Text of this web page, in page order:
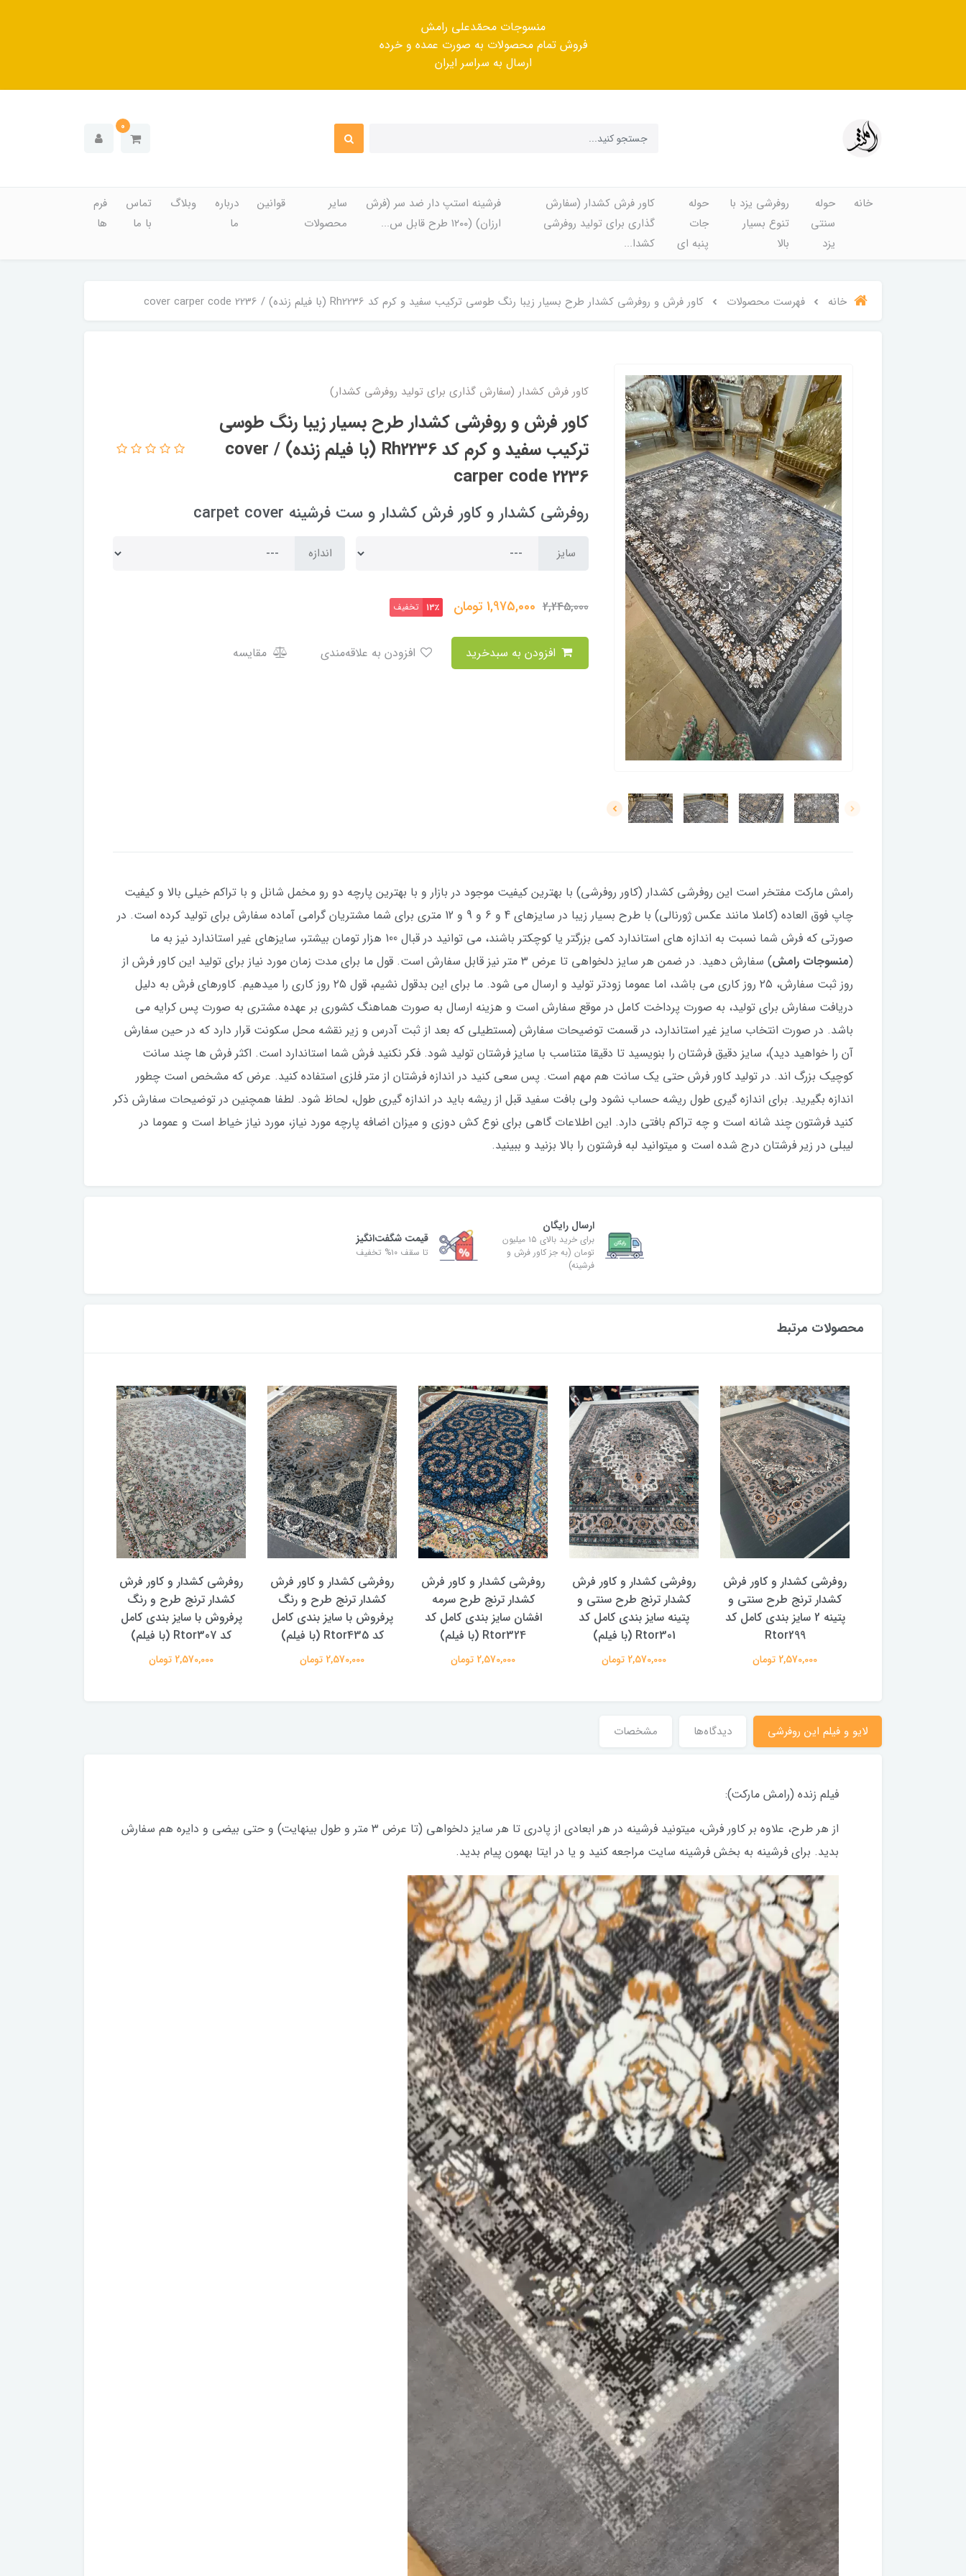
منسوجات محمّدعلی رامش
فروش تمام محصولات به صورت عمده و خرده
ارسال به سراسر ایران
0
خانه
حوله
سنتی
یزد
روفرشی یزد با
تنوع بسیار
بالا
حوله
جات
پنبه ای
کاور فرش کشدار (سفارش
گذاری برای تولید روفرشی
کشدا...
فرشینه استپ دار ضد سر (فرش
ارزان) (۱۲۰۰ طرح قابل س...
سایر
محصولات
قوانین
درباره
ما
وبلاگ
تماس
با ما
فرم
ها
خانه فهرست محصولات کاور فرش و روفرشی کشدار‌ طرح بسیار زیبا رنگ طوسی ترکیب سفید و کرم کد Rh2236 (با فیلم زنده) / cover carper code 2236
کاور فرش کشدار (سفارش گذاری برای تولید روفرشی کشدار)
کاور فرش و روفرشی کشدار‌ طرح بسیار زیبا رنگ طوسی
ترکیب سفید و کرم کد Rh2236 (با فیلم زنده) / cover
carper code 2236
روفرشی کشدار و کاور فرش کشدار و ست فرشینه carpet cover
سایز اندازه
2,245,000
1,975,000تومان 13٪ تخفیف
مقایسه
رامش مارکت مفتخر است این روفرشی کشدار (کاور روفرشی) با بهترین کیفیت موجود در بازار و با بهترین پارچه دو رو مخمل شانل و با تراکم خیلی بالا و کیفیت
چاپ فوق العاده (کاملا مانند عکس ژورنالی) با طرح بسیار زیبا در سایزهای 4 و 6 و 9 و 12 متری برای شما مشتریان گرامی آماده سفارش برای تولید کرده است. در
صورتی که فرش شما نسبت به اندازه های استاندارد کمی بزرگتر یا کوچکتر باشند، می توانید در قبال 100 هزار تومان بیشتر، سایزهای غیر استاندارد نیز به ما
(منسوجات رامش
) سفارش دهید. در ضمن هر سایز دلخواهی تا عرض ۳ متر نیز قابل سفارش است. قول ما برای مدت زمان مورد نیاز برای تولید این کاور فرش از
روز ثبت سفارش، ۲۵ روز کاری می باشد، اما عموما زودتر تولید و ارسال می شود. ما برای این بدقول نشیم، قول ۲۵ روز کاری را میدهیم. کاورهای فرش به دلیل
دریافت سفارش برای تولید، به صورت پرداخت کامل در موقع سفارش است و هزینه ارسال به صورت هماهنگ کشوری بر عهده مشتری به صورت پس کرایه می
باشد. در صورت انتخاب سایز غیر استاندارد، در قسمت توضیحات سفارش (مستطیلی که بعد از ثبت آدرس و زیر نقشه محل سکونت قرار دارد که در حین سفارش
آن را خواهید دید)، سایز دقیق فرشتان را بنویسید تا دقیقا متناسب با سایز فرشتان تولید شود. فکر نکنید فرش شما استاندارد است. اکثر فرش ها چند سانت
کوچیک بزرگ اند. در تولید کاور فرش حتی یک سانت هم مهم است. پس سعی کنید در اندازه فرشتان از متر فلزی استفاده کنید‌. عرض که مشخص است چطور
اندازه بگیرید. برای اندازه گیری طول ریشه حساب نشود ولی بافت سفید قبل از ریشه باید در اندازه گیری طول، لحاظ شود. لطفا همچنین در توضیحات سفارش ذکر
کنید فرشتون چند شانه است و چه تراکم بافتی دارد. این اطلاعات گاهی برای نوع کش دوزی و میزان اضافه پارچه مورد نیاز، مورد نیاز خیاط است و عموما در
لیبلی در زیر فرشتان درج شده است و میتوانید لبه فرشتون را بالا بزنید و ببینید.
ارسال رایگان
برای خرید بالای ۱۵ میلیون
تومان (به جز کاور فرش و
فرشینه)
قیمت شگفت‌انگیز
تا سقف ۱۰% تخفیف
محصولات مرتبط
روفرشی کشدار و کاور فرش
پتینه 2 سایز بندی کامل کد
روفرشی کشدار و کاور فرش
کشدار ترنج طرح سنتی و
پتینه سایز بندی کامل کد
Rtor301 (با فیلم)
2,570,000 تومان
روفرشی کشدار و کاور فرش
کشدار ترنج طرح سرمه
افشان سایز بندی کامل کد
Rtor324 (با فیلم)
2,570,000 تومان
روفرشی کشدار و کاور فرش
کشدار ترنج طرح و رنگ
پرفروش با سایز بندی کامل
کد Rtor435 (با فیلم)
2,570,000 تومان
روفرشی کشدار و کاور فرش
کشدار ترنج طرح و رنگ
پرفروش با سایز بندی کامل
کد Rtor307 (با فیلم)
2,570,000 تومان
روفرشی کشدار و کاور فرش
کشدار ترنج طرح سنتی و
پتینه 2 سایز بندی کامل کد
Rtor299
2,570,000 تومان
لایو و فیلم این روفرشی دیدگاه‌ها مشخصات
فیلم زنده (رامش مارکت):
از هر طرح، علاوه بر کاور فرش، میتونید فرشینه در هر ابعادی از پادری تا هر سایز دلخواهی (تا عرض ۳ متر و طول بینهایت) و حتی بیضی و دایره هم سفارش
بدید. برای فرشینه به بخش فرشینه سایت مراجعه کنید و یا در ایتا بهمون پیام بدید.